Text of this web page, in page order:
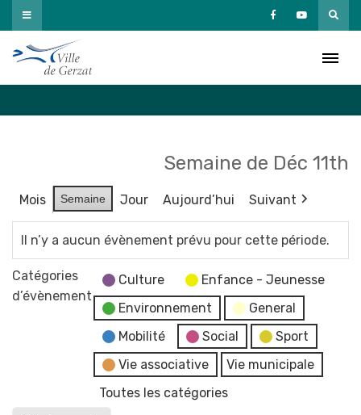
Passer
au
contenu
Semaine de Déc 11th
Mois Semaine Jour Aujourd’hui Suivant
Il n’y a aucun évènement prévu pour cette période.
Catégories
d’évènement
Culture
Enfance - Jeunesse
Environnement
General
Mobilité
Social
Sport
Vie associative
Vie municipale
Toutes les catégories